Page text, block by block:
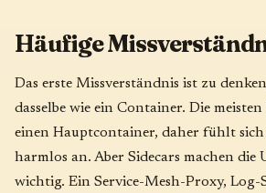
Häufige
Das erste Missverständnis ist zu
dasselbe wie ein Container. Die
einen Hauptcontainer, daher fühlt
harmlos an. Aber Sidecars machen die
wichtig. Ein Service-Mesh-Proxy, Log-